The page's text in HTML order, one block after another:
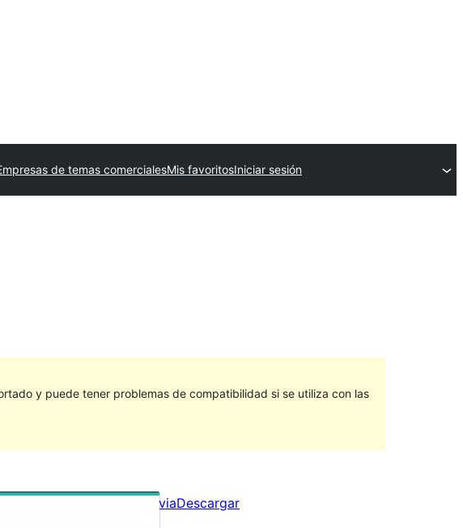
de temas comercialesMis favoritosIniciar sesión
y puede tener problemas de compatibilidad si se utiliza con las
Vista previaDescargar